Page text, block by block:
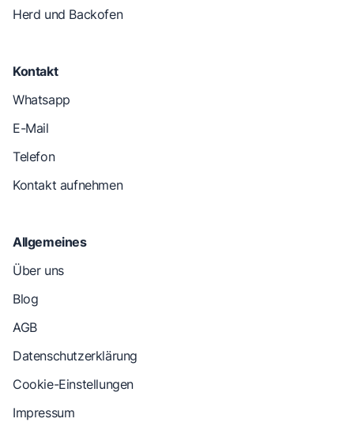
Herd und Backofen
Kontakt
Whatsapp
E-Mail
Telefon
Kontakt aufnehmen
Allgemeines
Über uns
Blog
AGB
Datenschutzerklärung
Cookie-Einstellungen
Impressum